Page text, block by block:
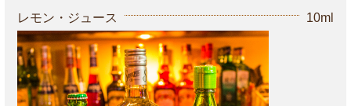
レモン・ジュース
10ml